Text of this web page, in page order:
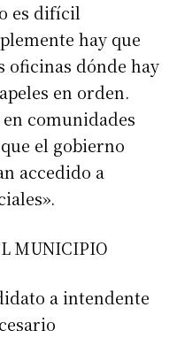
es difícil
hay que
oficinas dónde hay
en orden.
comunidades
el gobierno
accedido a
MUNICIPIO
a intendente